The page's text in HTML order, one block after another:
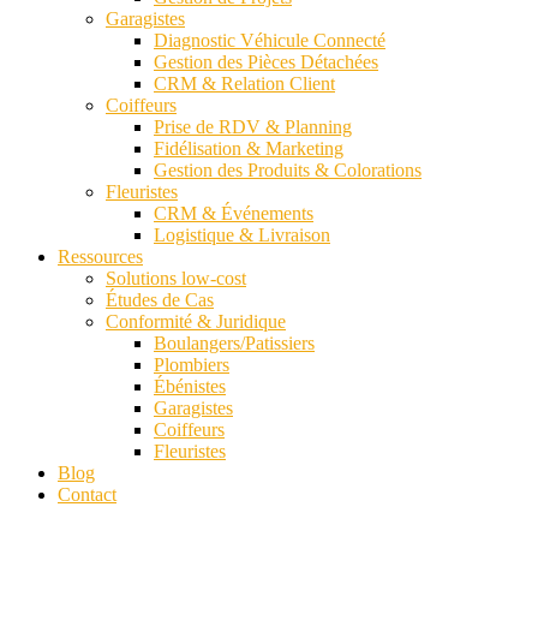
Garagistes
Diagnostic Véhicule Connecté
Gestion des Pièces Détachées
CRM & Relation Client
Coiffeurs
Prise de RDV & Planning
Fidélisation & Marketing
Gestion des Produits & Colorations
Fleuristes
CRM & Événements
Logistique & Livraison
Ressources
Solutions low-cost
Études de Cas
Conformité & Juridique
Boulangers/Patissiers
Plombiers
Ébénistes
Garagistes
Coiffeurs
Fleuristes
Blog
Contact